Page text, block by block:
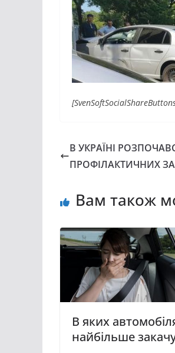
В УКРАЇНІ
ПРОФІЛАКТИЧНИХ
Вам також
В яких
найбільше